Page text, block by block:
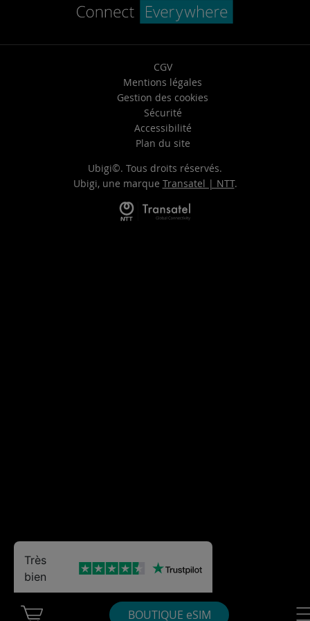
BOUTIQUE eSIM
CGV
Mentions légales
Gestion des cookies
Sécurité
Accessibilité
Plan du site
Ubigi©. Tous droits réservés.
Ubigi, une marque Transatel | NTT.
Très
bien